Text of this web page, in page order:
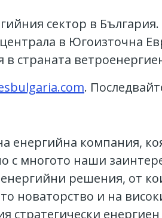
сектор в
в Югоизточна
страната
.
енергийна компания,
с многото наши
решения, от
новаторство и на
стратегически